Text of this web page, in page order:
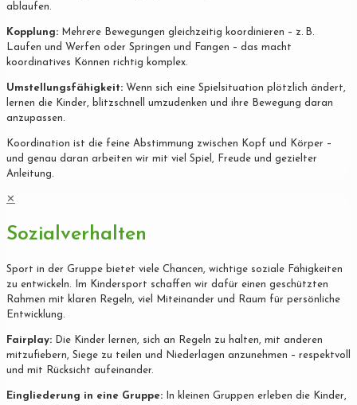
ablaufen.
Kopplung: Mehrere Bewegungen gleichzeitig koordinieren – z. B.
Laufen und Werfen oder Springen und Fangen – das macht
koordinatives Können richtig komplex.
Umstellungsfähigkeit: Wenn sich eine Spielsituation plötzlich ändert,
lernen die Kinder, blitzschnell umzudenken und ihre Bewegung daran
anzupassen.
Koordination ist die feine Abstimmung zwischen Kopf und Körper –
und genau daran arbeiten wir mit viel Spiel, Freude und gezielter
Anleitung.
✕
Sozialverhalten
Sport in der Gruppe bietet viele Chancen, wichtige soziale Fähigkeiten
zu entwickeln. Im Kindersport schaffen wir dafür einen geschützten
Rahmen mit klaren Regeln, viel Miteinander und Raum für persönliche
Entwicklung.
Fairplay: Die Kinder lernen, sich an Regeln zu halten, mit anderen
mitzufiebern, Siege zu teilen und Niederlagen anzunehmen – respektvoll
und mit Rücksicht aufeinander.
Eingliederung in eine Gruppe: In kleinen Gruppen erleben die Kinder,